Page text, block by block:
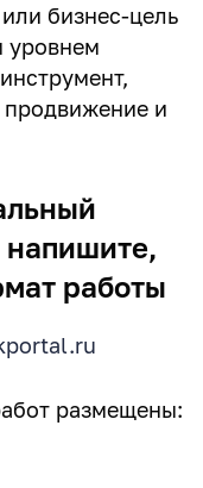
бизнес-цель
уровнем
продвижение и
напишите,
работы
размещены: